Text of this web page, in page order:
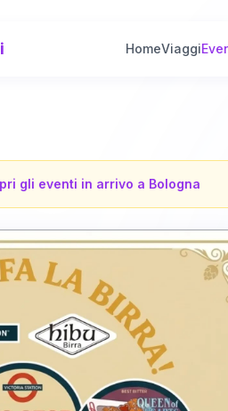
HomeViaggi
gli eventi in arrivo a Bologna